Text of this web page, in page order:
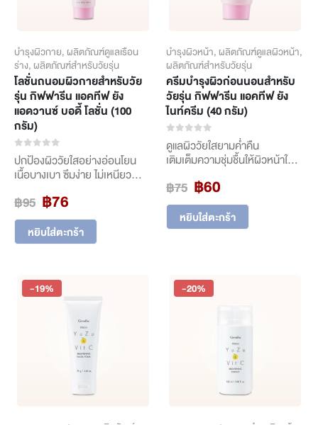
บำรุงผิวกาย, ผลิตภัณฑ์ดูแลเรือน
ร่าง, ผลิตภัณฑ์สำหรับวัยรุ่น
โลชั่นถนอมผิวกายสำหรับวัย
รุ่น กิฟฟารีน แอคทีฟ ยัง
แอดวานซ์ บอดี้ โลชั่น (100
กรัม)
out of 5
ปกป้องผิววัยใสอย่างอ่อนโยน
เนื้อบางเบา ซึมง่าย ไม่เหนียว
จากรังสีอัลตราไวโอเลต (UV) ลด
โอกาสผิวคล้ำเสียและแห้งกร้าน
พร้อมมอบความชุ่มชื้นยาวนาน
เพื่อผิวเนียนนุ่ม เปล่งปลั่ง และ
฿95 Original
price
was:
฿95.
฿76Current
price
is:
฿76.
หยิบใส่ตะกร้า
บำรุงผิวหน้า, ผลิตภัณฑ์ดูแลผิวหน้า,
ผลิตภัณฑ์สำหรับวัยรุ่น
ครีมบำรุงผิวก่อนนอนสำหรับ
วัยรุ่น กิฟฟารีน แอคทีฟ ยัง
ไนท์ครีม (40 กรัม)
out of 5
ดูแลผิววัยใสยามค่ำคืน
เติมเต็มความชุ่มชื้นให้ผิวหน้าใน
โยน สำหรับวัยสาวที่ต้องการดูแล
ผิวอย่างล้ำลึก ช่วยฟื้นฟูผิวให้
เนียนนุ่ม สดใส พร้อมรับวันใหม่
อย่างมั่นใจ เนื้อครีมซึมซาบเร็ว ไม่
฿75 Original
price
was:
฿75.
฿60Current
price
is:
฿60.
หยิบใส่ตะกร้า
-19% -20%